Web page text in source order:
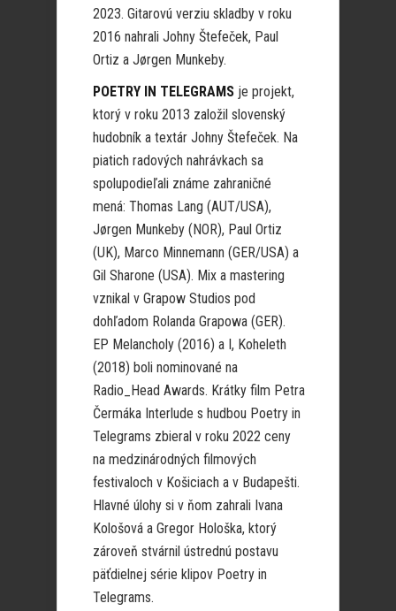
2023. Gitarovú verziu skladby v roku
2016 nahrali Johny Štefeček, Paul
Ortiz a Jørgen Munkeby.
POETRY IN TELEGRAMS je projekt,
ktorý v roku 2013 založil slovenský
hudobník a textár Johny Štefeček. Na
piatich radových nahrávkach sa
spolupodieľali známe zahraničné
mená: Thomas Lang (AUT/USA),
Jørgen Munkeby (NOR), Paul Ortiz
(UK), Marco Minnemann (GER/USA) a
Gil Sharone (USA). Mix a mastering
vznikal v Grapow Studios pod
dohľadom Rolanda Grapowa (GER).
EP Melancholy (2016) a I, Koheleth
(2018) boli nominované na
Radio_Head Awards. Krátky film Petra
Čermáka Interlude s hudbou Poetry in
Telegrams zbieral v roku 2022 ceny
na medzinárodných filmových
festivaloch v Košiciach a v Budapešti.
Hlavné úlohy si v ňom zahrali Ivana
Kološová a Gregor Hološka, ktorý
zároveň stvárnil ústrednú postavu
päťdielnej série klipov Poetry in
Telegrams.